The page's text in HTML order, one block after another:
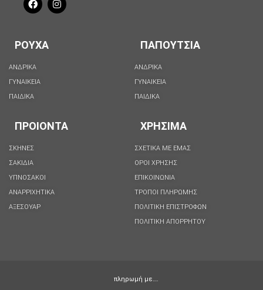
ΡΟΥΧΑ
ΑΝΔΡΙΚΑ
ΓΥΝΑΙΚΕΙΑ
ΠΑΙΔΙΚΑ
ΠΑΠΟΥΤΣΙΑ
ΑΝΔΡΙΚΑ
ΓΥΝΑΙΚΕΙΑ
ΠΑΙΔΙΚΑ
ΠΡΟΙΟΝΤΑ
ΣΚΗΝΕΣ
ΣΑΚΙΔΙΑ
ΥΠΝΟΣΑΚΟΙ
ΑΝΑΡΡΙΧΗΤΙΚΑ
ΑΞΕΣΟΥΑΡ
ΧΡΗΣΙΜΑ
ΣΧΕΤΙΚΑ ΜΕ ΕΜΑΣ
ΟΡΟΙ ΧΡΗΣΗΣ
ΕΠΙΚΟΙΝΩΝΙΑ
ΤΡΟΠΟΙ ΠΛΗΡΩΜΗΣ
ΠΟΛΙΤΙΚΗ ΕΠΙΣΤΡΟΦΩΝ
ΠΟΛΙΤΙΚΉ ΑΠΟΡΡΉΤΟΥ
πληρωμή με….